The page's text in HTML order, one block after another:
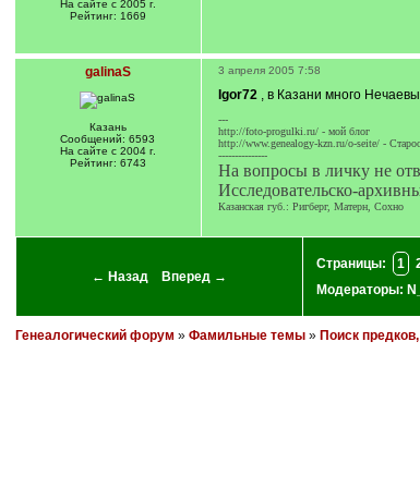
На сайте с 2005 г.
Рейтинг: 1669
galinaS
Казань
Сообщений: 6593
На сайте с 2004 г.
Рейтинг: 6743
3 апреля 2005 7:58
Igor72, в Казани много
---
http://foto-progulki.ru/ - мой блог
http://www.genealogy-kzn.ru/o-seite/ -
---------------
На вопросы в личку не
Исследовательско-
Казанская губ.: Ригберг, Матерн, Сохно
← Назад Вперед →
Страницы: 1
Модераторы:
Генеалогический форум » Фамильные темы» Поиск